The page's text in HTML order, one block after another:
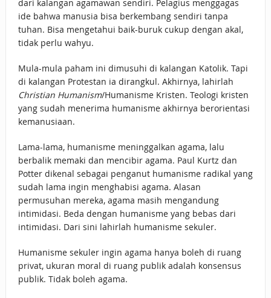
dari kalangan agamawan sendiri. Pelagius menggagas
ide bahwa manusia bisa berkembang sendiri tanpa
tuhan. Bisa mengetahui baik-buruk cukup dengan akal,
tidak perlu wahyu.
Mula-mula paham ini dimusuhi di kalangan Katolik. Tapi
di kalangan Protestan ia dirangkul. Akhirnya, lahirlah
Christian Humanism/Humanisme Kristen. Teologi kristen
yang sudah menerima humanisme akhirnya berorientasi
kemanusiaan.
Lama-lama, humanisme meninggalkan agama, lalu
berbalik memaki dan mencibir agama. Paul Kurtz dan
Potter dikenal sebagai penganut humanisme radikal yang
sudah lama ingin menghabisi agama. Alasan
permusuhan mereka, agama masih mengandung
intimidasi. Beda dengan humanisme yang bebas dari
intimidasi. Dari sini lahirlah humanisme sekuler.
Humanisme sekuler ingin agama hanya boleh di ruang
privat, ukuran moral di ruang publik adalah konsensus
publik. Tidak boleh agama.